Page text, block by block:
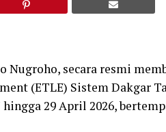
Nugroho, secara resmi
(ETLE) Sistem Dakgar
29 April 2026,